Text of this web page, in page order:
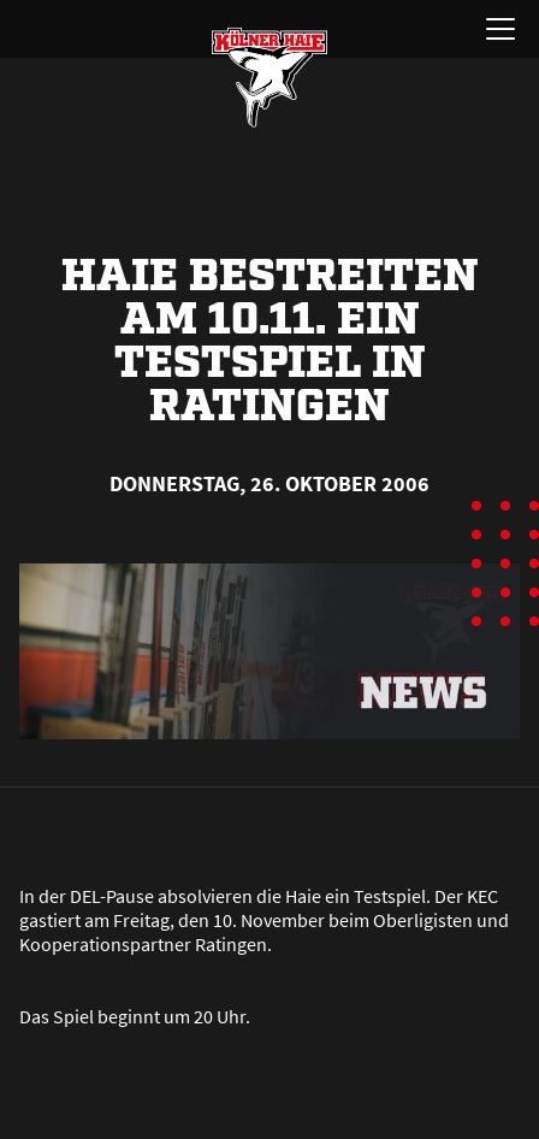
Menü
öffnen
HAIE BESTREITEN
AM 10.11. EIN
TESTSPIEL IN
RATINGEN
DONNERSTAG, 26. OKTOBER 2006
In der DEL-Pause absolvieren die Haie ein Testspiel. Der KEC
gastiert am Freitag, den 10. November beim Oberligisten und
Kooperationspartner Ratingen.
Das Spiel beginnt um 20 Uhr.